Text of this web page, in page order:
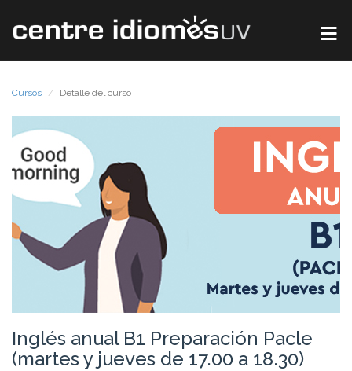
Cursos Detalle del curso
Inglés anual B1 Preparación Pacle
(martes y jueves de 17.00 a 18.30)